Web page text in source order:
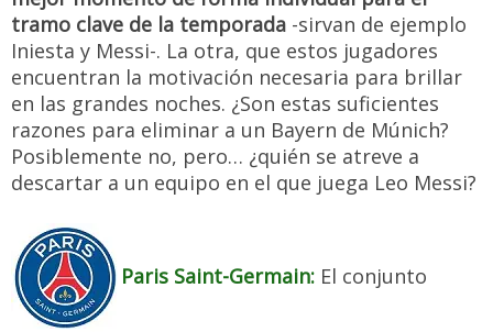
tramo clave de la temporada -sirvan de ejemplo
Iniesta y Messi-. La otra, que estos jugadores
encuentran la motivación necesaria para brillar
en las grandes noches. ¿Son estas suficientes
razones para eliminar a un Bayern de Múnich?
Posiblemente no, pero… ¿quién se atreve a
descartar a un equipo en el que juega Leo Messi?
Paris Saint-Germain: El conjunto